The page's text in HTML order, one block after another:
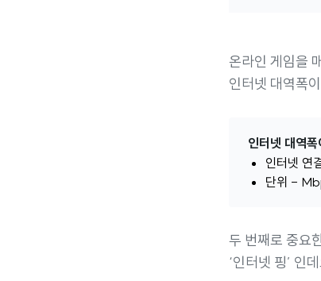
온라인 게임을
인터넷 대역폭
인터넷 대역
인터넷 연
단위 -
두 번째로 중요
‘인터넷 핑’ 인